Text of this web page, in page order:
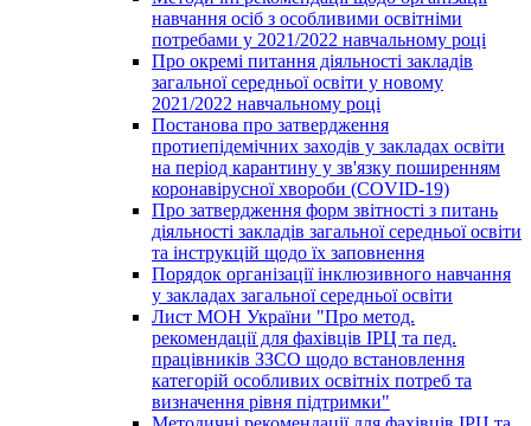
навчання осіб з особливими освітніми
потребами у 2021/2022 навчальному році
Про окремі питання діяльності закладів
загальної середньої освіти у новому
2021/2022 навчальному році
Постанова про затвердження
протиепідемічних заходів у закладах освіти
на період карантину у зв'язку поширенням
коронавірусної хвороби (COVID-19)
Про затвердження форм звітності з питань
діяльності закладів загальної середньої освіти
та інструкцій щодо їх заповнення
Порядок організації інклюзивного навчання
у закладах загальної середньої освіти
Лист МОН України "Про метод.
рекомендації для фахівців ІРЦ та пед.
працівників ЗЗСО щодо встановлення
категорій особливих освітніх потреб та
визначення рівня підтримки"